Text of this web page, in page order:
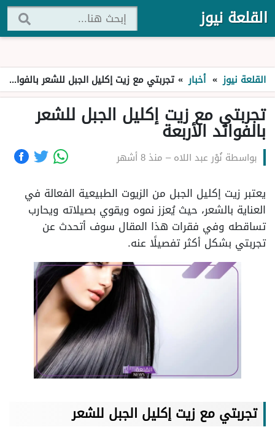
القلعة نيوز
القلعة نيوز » أخبار » تجربتي مع زيت إكليل الجبل للشعر بالفوائد الأربعة
تجربتي مع زيت إكليل الجبل للشعر
بالفوائد الأربعة
بواسطة نُوْر عبد اللاه– منذ 8 أشهر
يعتبر زيت إكليل الجبل من الزيوت الطبيعية الفعالة في
العناية بالشعر، حيث يُعزز نموه ويقوي بصيلاته ويحارب
تساقطه وفي فقرات هذا المقال سوف أتحدث عن
تجربتي بشكل أكثر تفصيلًا عنه.
تجربتي مع زيت إكليل الجبل للشعر